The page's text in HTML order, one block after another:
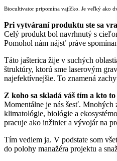
Biocultivator pripomína vajíčko. Je veľký ako
Pri vytváraní produktu ste sa
Celý produkt bol navrhnutý s
Pomohol nám nájsť práve
Táto jašterica žije v suchých
štruktúry, ktorú sme laserovým
najefektívnejšie. To znamená
Z koho sa skladá váš tím a kto to
Momentálne je nás šesť. Mnohých
klimatológie, biológie a
pracuje ako inžinier a vývojár na
Tím vediem ja. V podstate som
do polohy manažéra projektu a